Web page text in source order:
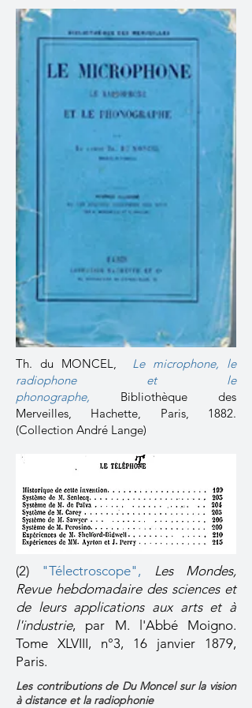
Th. du MONCEL, Le microphone, le
radiophone et le
phonographe, Bibliothèque des
Merveilles, Hachette, Paris, 1882.
(Collection André Lange)
(2) "Télectroscope" , Les Mondes,
Revue hebdomadaire des sciences et
de leurs applications aux arts et à
l'industrie, par M. l'Abbé Moigno.
Tome XLVIII, n°3, 16 janvier 1879,
Paris.
Les contributions de Du Moncel sur la vision
à distance et la radiophonie